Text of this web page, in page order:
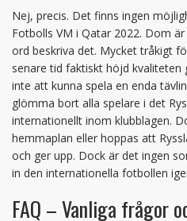
Nej, precis. Det finns ingen
Fotbolls VM i Qatar 2022. Dom
ord beskriva det. Mycket tråkigt
senare tid faktiskt höjd
inte att kunna spela en enda
glömma bort alla spelare i det
internationellt inom klubblagen.
hemmaplan eller hoppas att
och ger upp. Dock är det ingen
in den internationella fotbollen
FAQ – Vanliga frågor